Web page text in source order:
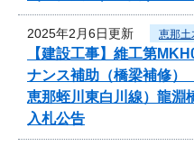
2025年2月6日更新 恵那土
【建設工事】維工第
ナンス補助（橋梁補修）
恵那蛭川東白川線）龍淵
入札公告